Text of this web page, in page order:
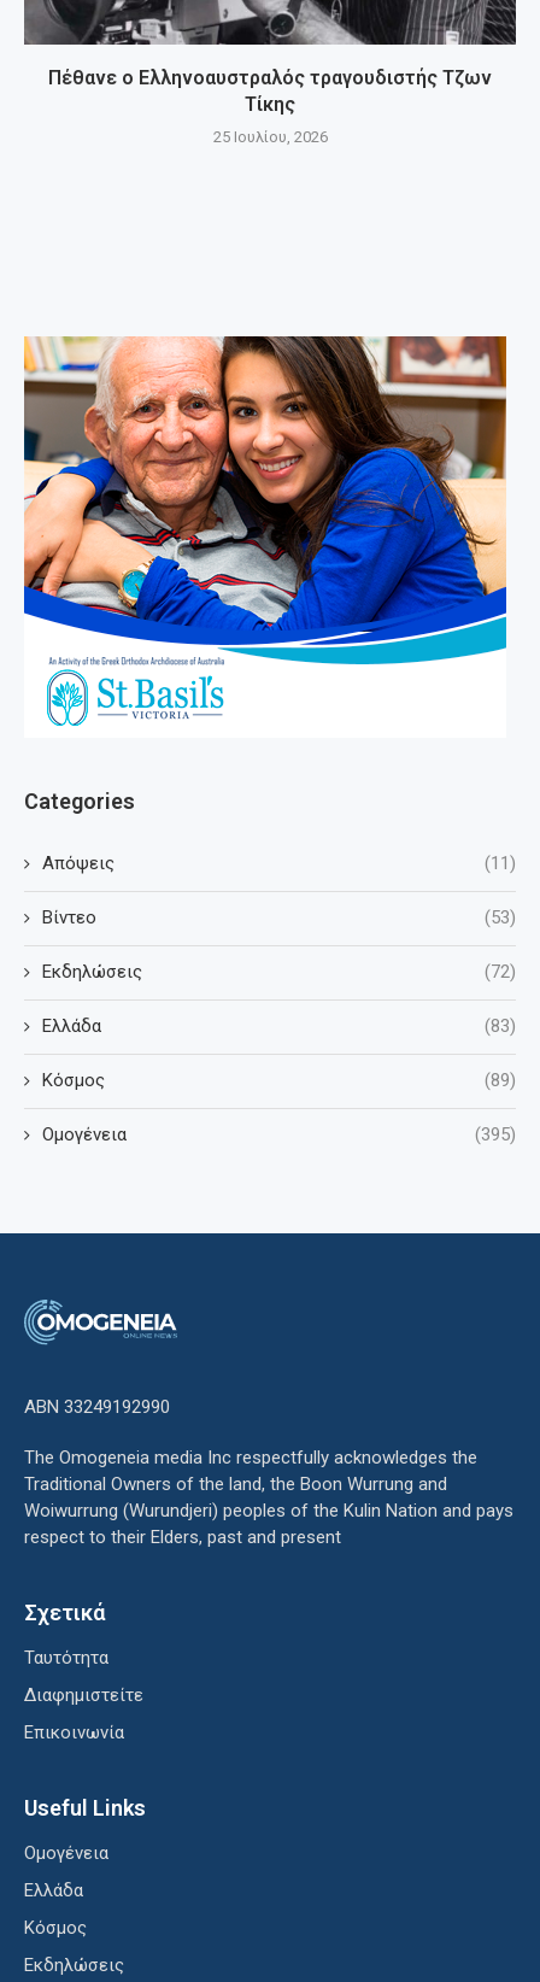
Πέθανε ο Ελληνοαυστραλός τραγουδιστής Τζων
Τίκης
25 Ιουλίου, 2026
Categories
Απόψεις (11)
Βίντεο (53)
Εκδηλώσεις (72)
Ελλάδα (83)
Κόσμος (89)
Ομογένεια (395)
ΑΒΝ 33249192990
The Omogeneia media Inc respectfully acknowledges the
Traditional Owners of the land, the Boon Wurrung and
Woiwurrung (Wurundjeri) peoples of the Kulin Nation and pays
respect to their Elders, past and present
Σχετικά
Ταυτότητα
Διαφημιστείτε
Επικοινωνία
Useful Links
Ομογένεια
Ελλάδα
Κόσμος
Εκδηλώσεις